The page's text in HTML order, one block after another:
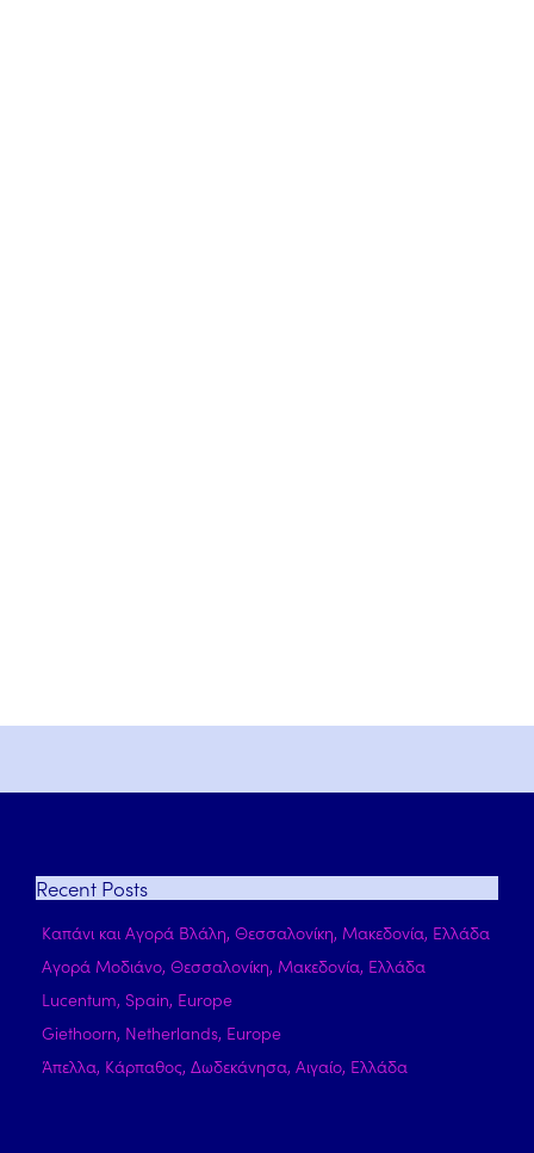
Recent Posts
Καπάνι και Αγορά Βλάλη, Θεσσαλονίκη, Μακεδονία, Ελλάδα
Αγορά Μοδιάνο, Θεσσαλονίκη, Μακεδονία, Ελλάδα
Lucentum, Spain, Europe
Giethoorn, Netherlands, Europe
Άπελλα, Κάρπαθος, Δωδεκάνησα, Αιγαίο, Ελλάδα